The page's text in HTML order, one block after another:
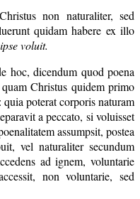
non naturaliter, sed
quidam habere ex illo
voluit.
hoc, dicendum quod poena
Christus quidem primo
quia poterat corporis naturam
a peccato, si voluisset
assumpsit, postea
vel naturaliter secundum
ad ignem, voluntarie
non voluntarie, sed